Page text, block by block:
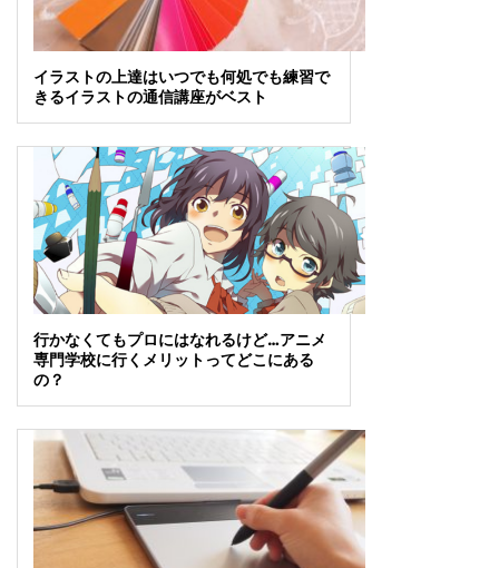
イラストの上達はいつでも何処でも練習で
きるイラストの通信講座がベスト
行かなくてもプロにはなれるけど…アニメ
専門学校に行くメリットってどこにある
の？